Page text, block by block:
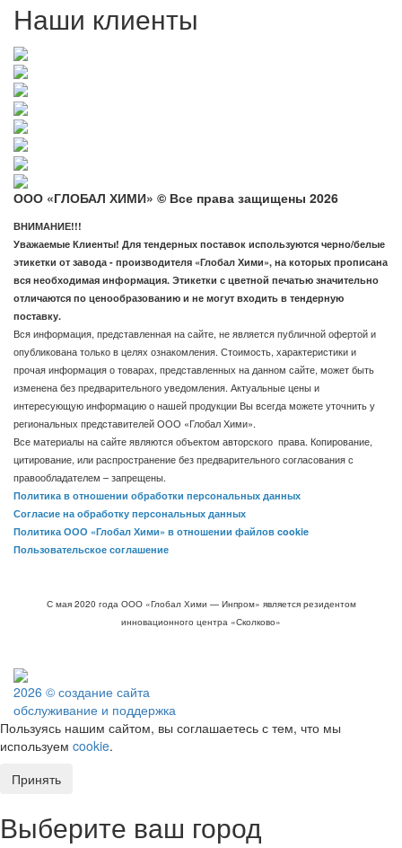
Наши клиенты
ООО «ГЛОБАЛ ХИМИ» © Все права защищены 2026
ВНИМАНИЕ!!!
Уважаемые Клиенты! Для тендерных поставок используются черно/белые
этикетки от завода - производителя «Глобал Хими», на которых прописана
вся необходимая информация. Этикетки с цветной печатью значительно
отличаются по ценообразованию и не могут входить в тендерную
поставку.
Вся информация, представленная на сайте, не является публичной офертой и
опубликована только в целях ознакомления. Стоимость, характеристики и
прочая информация о товарах, представленных на данном сайте, может быть
изменена без предварительного уведомления. Актуальные цены и
интересующую информацию о нашей продукции Вы всегда можете уточнить у
региональных представителей ООО «Глобал Хими».
Все материалы на сайте являются объектом авторского права. Копирование,
цитирование, или распространение без предварительного согласования с
правообладателем – запрещены.
Политика в отношении обработки персональных данных
Согласие на обработку персональных данных
Политика ООО «Глобал Хими» в отношении файлов cookie
Пользовательское соглашение
С мая 2020 года ООО «Глобал Хими — Инпром» является резидентом
инновационного центра «Сколково»
2026 © создание сайта
обслуживание и поддержка
Пользуясь нашим сайтом, вы соглашаетесь с тем, что мы
используем cookie.
Принять
Выберите ваш город